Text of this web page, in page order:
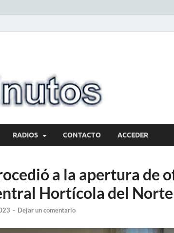
RADIOS CONTACTO ACCEDER
a la apertura de
Hortícola del Norte
- Dejar un comentario